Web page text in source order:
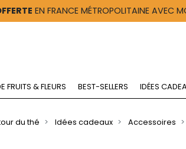
EN FRANCE MÉTROPOLITAINE AVEC
FRUITS & FLEURS BEST-SELLERS IDÉES
du thé Idées cadeaux Accessoires